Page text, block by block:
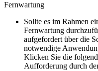
Fernwartung
Sollte es im Rahmen
Fernwartung
aufgefordert über die
notwendige
Klicken Sie die
Aufforderung durch